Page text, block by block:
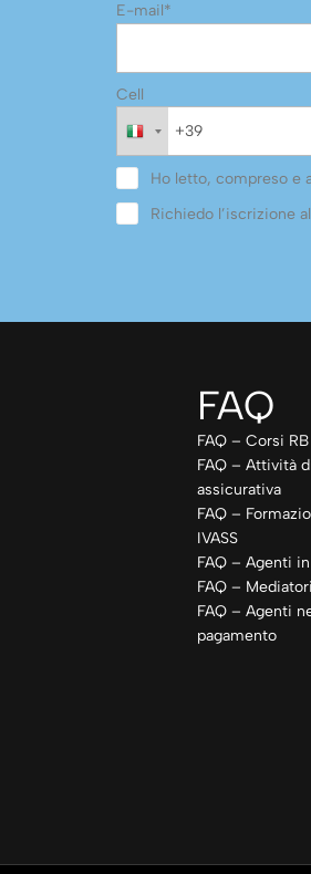
E-mail*
Cell
Ho letto, compreso e
Richiedo l’iscrizione
FAQ
FAQ – Corsi
FAQ – Attività
assicurativa
FAQ –
IVASS
FAQ – Agenti
FAQ –
FAQ – Agenti
pagamento